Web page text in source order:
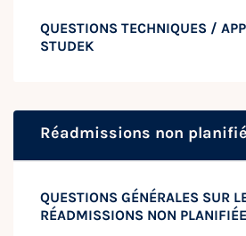
QUESTIONS TECHNIQUES /
STUDEK
Réadmissions non
QUESTIONS GÉNÉRALES SUR
RÉADMISSIONS NON